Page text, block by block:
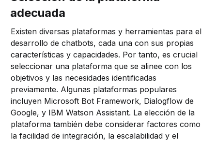
adecuada
Existen diversas plataformas y herramientas para el
desarrollo de chatbots, cada una con sus propias
características y capacidades. Por tanto, es crucial
seleccionar una plataforma que se alinee con los
objetivos y las necesidades identificadas
previamente. Algunas plataformas populares
incluyen Microsoft Bot Framework, Dialogflow de
Google, y IBM Watson Assistant. La elección de la
plataforma también debe considerar factores como
la facilidad de integración, la escalabilidad y el